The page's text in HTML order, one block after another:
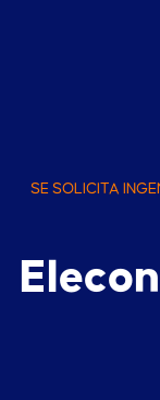
SE SOLICITA